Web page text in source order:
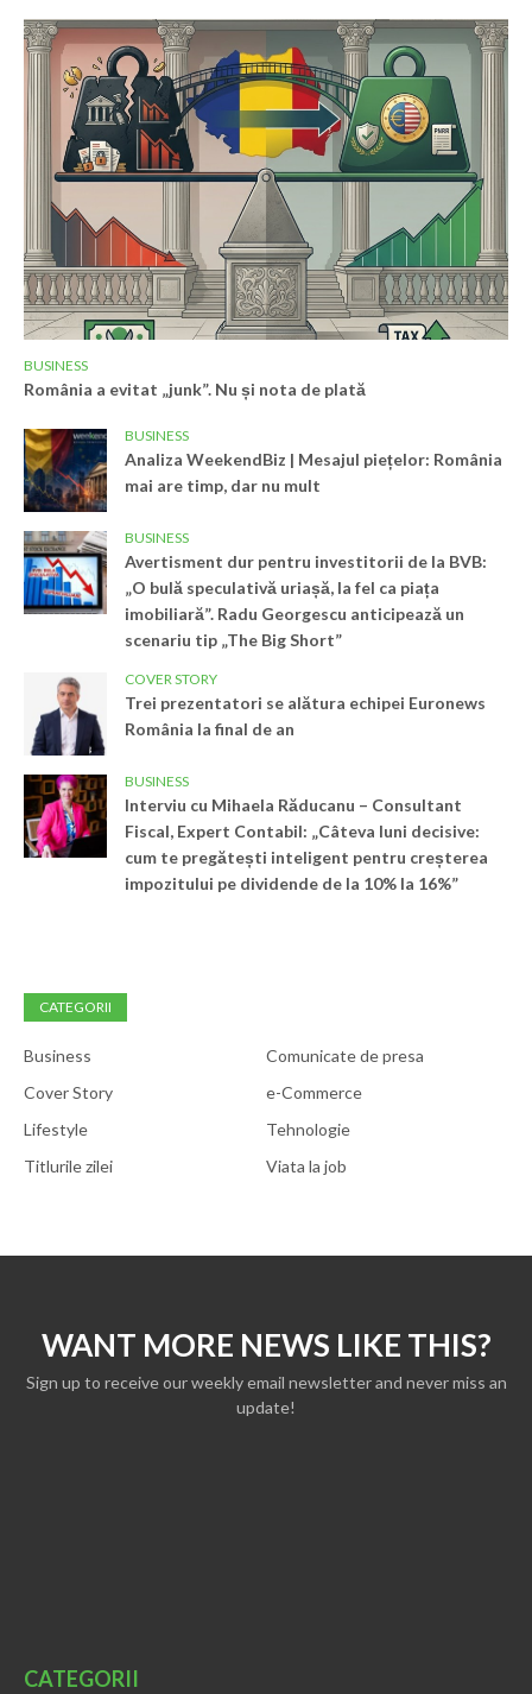
BUSINESS
România a evitat „junk”. Nu și nota de plată
BUSINESS
Analiza WeekendBiz | Mesajul piețelor: România
mai are timp, dar nu mult
BUSINESS
Avertisment dur pentru investitorii de la BVB:
„O bulă speculativă uriașă, la fel ca piața
imobiliară”. Radu Georgescu anticipează un
scenariu tip „The Big Short”
COVER STORY
Trei prezentatori se alătura echipei Euronews
România la final de an
BUSINESS
Interviu cu Mihaela Răducanu – Consultant
Fiscal, Expert Contabil: „Câteva luni decisive:
cum te pregătești inteligent pentru creșterea
impozitului pe dividende de la 10% la 16%”
CATEGORII
Business
Comunicate de presa
Cover Story
e-Commerce
Lifestyle
Tehnologie
Titlurile zilei
Viata la job
WANT MORE NEWS LIKE THIS?
Sign up to receive our weekly email newsletter and never miss an
update!
CATEGORII